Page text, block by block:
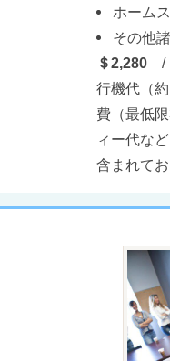
ホーム
その他
＄2,280 /
行機代（
費（最低
ィー代な
含まれて